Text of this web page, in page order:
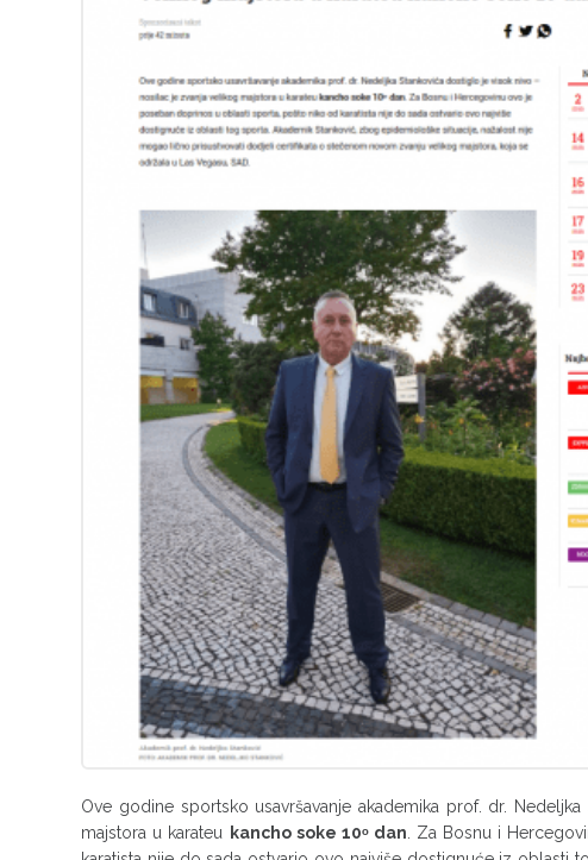
Ove godine sportsko usavršavanje akademika prof. dr.
majstora u karateu kancho soke 10ᵒ dan. Za Bosnu i